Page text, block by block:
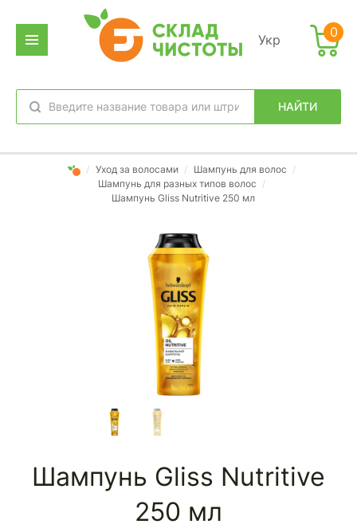
Укр
НАЙТИ
избранное вход
0
/ Уход за волосами / Шампунь для волос /
Шампунь для разных типов волос /
Шампунь Gliss Nutritive 250 мл
Шампунь Gliss Nutritive
250 мл